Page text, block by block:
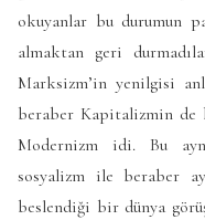
okuyanlar bu durumun
almaktan geri
Marksizm’in yenilgisi
beraber Kapitalizmin de
Modernizm idi. Bu
sosyalizm ile beraber
beslendiği bir dünya